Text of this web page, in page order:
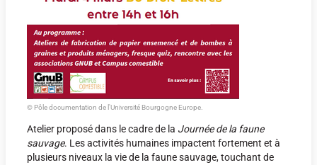
© Pôle documentation de l'Université Bourgogne Europe.
Atelier proposé dans le cadre de la Journée de la faune
sauvage. Les activités humaines impactent fortement et à
plusieurs niveaux la vie de la faune sauvage, touchant de